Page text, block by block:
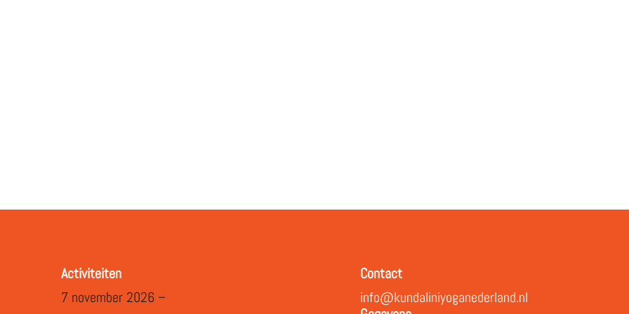
Activiteiten
7 november 2026 –
Contact
info@kundaliniyoganederland.nl